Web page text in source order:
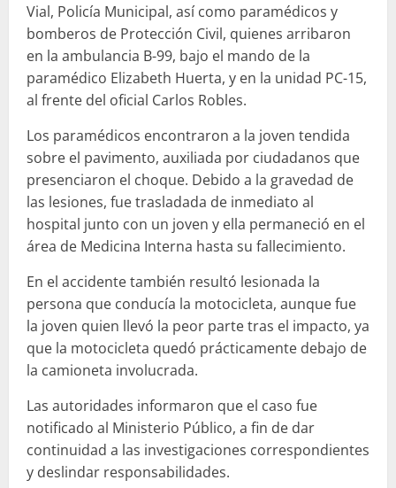
Vial, Policía Municipal, así como paramédicos y
bomberos de Protección Civil, quienes arribaron
en la ambulancia B-99, bajo el mando de la
paramédico Elizabeth Huerta, y en la unidad PC-15,
al frente del oficial Carlos Robles.
Los paramédicos encontraron a la joven tendida
sobre el pavimento, auxiliada por ciudadanos que
presenciaron el choque. Debido a la gravedad de
las lesiones, fue trasladada de inmediato al
hospital junto con un joven y ella permaneció en el
área de Medicina Interna hasta su fallecimiento.
En el accidente también resultó lesionada la
persona que conducía la motocicleta, aunque fue
la joven quien llevó la peor parte tras el impacto, ya
que la motocicleta quedó prácticamente debajo de
la camioneta involucrada.
Las autoridades informaron que el caso fue
notificado al Ministerio Público, a fin de dar
continuidad a las investigaciones correspondientes
y deslindar responsabilidades.